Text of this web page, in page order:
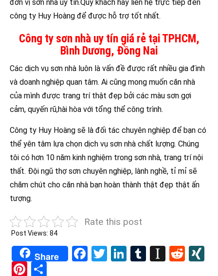
đơn vị sơn nhà uy tín.Quý khách hãy liên hệ trực tiếp đến
công ty Huy Hoàng để được hỗ trợ tốt nhất.
Công ty sơn nhà uy tín giá rẻ tại TPHCM,
Bình Dương, Đồng Nai
Các dịch vụ sơn nhà luôn là vấn đề được rất nhiều gia đình
và doanh nghiệp quan tâm. Ai cũng mong muốn căn nhà
của mình được trang trí thật đẹp bởi các màu sơn gợi
cảm, quyến rũ,hài hòa với tổng thể công trình.
Công ty Huy Hoàng sẽ là đối tác chuyên nghiệp để bạn có
thể yên tâm lựa chọn dịch vụ sơn nhà chất lượng. Chúng
tôi có hơn 10 năm kinh nghiệm trong sơn nhà, trang trí nội
thất. Đội ngũ thợ sơn chuyên nghiệp, lành nghề, tỉ mỉ sẽ
chăm chút cho căn nhà bạn hoàn thành thật đẹp thật ấn
tượng.
Rate this post
Post Views: 84
Share Facebook
TwitterLinkedIn
Tumblr
Pinterest